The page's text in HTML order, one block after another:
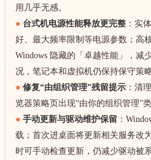
用几乎无感。
● 台式机电源性能释放更完整 ：实
好、最大频率限制等电源参数；高
Windows 隐藏的「卓越性能」，减
况，笔记本和虚拟机仍保持保守策略
● 修复“由组织管理”残留提示 ：清
览器策略页出现“由你的组织管理”类
● 手动更新与驱动维护保留 ：
载；首次进桌面将更新相关服务改
时可手动检查更新，仍减少驱动被